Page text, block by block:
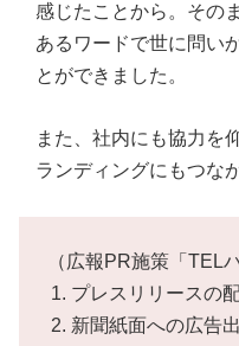
感じたことから。その
あるワードで世に問い
とができました。
また、社内にも協力を
ランディングにもつな
（広報PR施策「TEL
プレスリリースの
新聞紙面への広告